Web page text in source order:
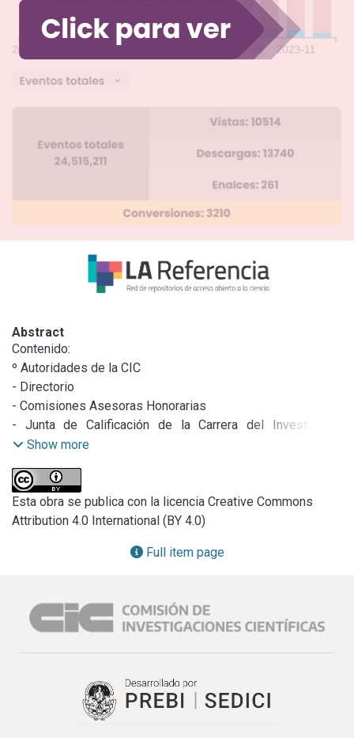
Abstract
Contenido:
º Autoridades de la CIC
- Directorio
- Comisiones Asesoras Honorarias
- Junta de Calificación de la Carrera del Investigador
Científico y Tecnológico.
º Plan de Acciones.
º Ingresos a la Carrera del Investigador Científico y
Tecnológico
- Becas de Entrenamiento para alumnos universitarios
- Becas de Estudio (2º año)
- Becas de Perfeccionamiento (año 1998)
- Becas de Perfeccionamiento (2º año)
º Promoción y difusión de la ciencia.
º Proyectos especiales de Investigación y Desarrollo.
Show more
Esta obra se publica con la licencia Creative Commons
Attribution 4.0 International (BY 4.0)
Full item page